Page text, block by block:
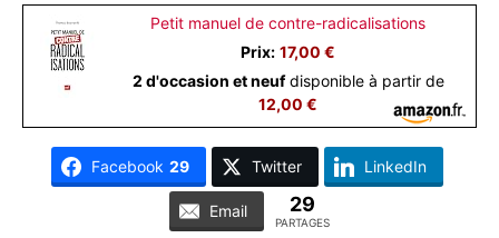
Petit manuel de contre-radicalisations
Prix: 17,00 €
2 d'occasion et neufdisponible à partir de
12,00 €
Facebook 29 Twitter LinkedIn
Email 29
PARTAGES